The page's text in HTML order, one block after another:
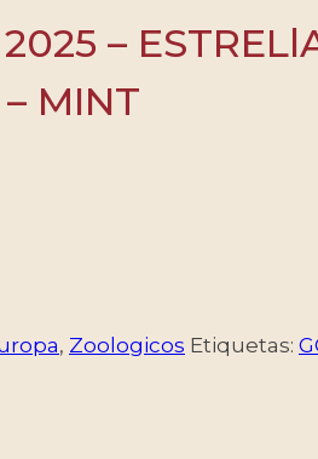
–
MINT
, Zoologicos Etiquetas: